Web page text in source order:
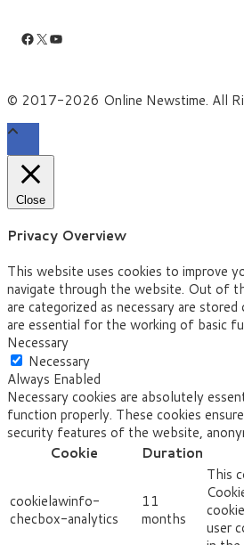
Facebook
X YouTube
© 2017-2026 Online Newstime. All
Close
Privacy Overview
This website uses cookies to improve
navigate through the website. Out of
are categorized as necessary are
are essential for the working of basic
Necessary
Necessary
Always Enabled
Necessary cookies are absolutely
function properly. These cookies
security features of the website,
Cookie
Duration
cookielawinfo-
checbox-analytics
11
months
This
user